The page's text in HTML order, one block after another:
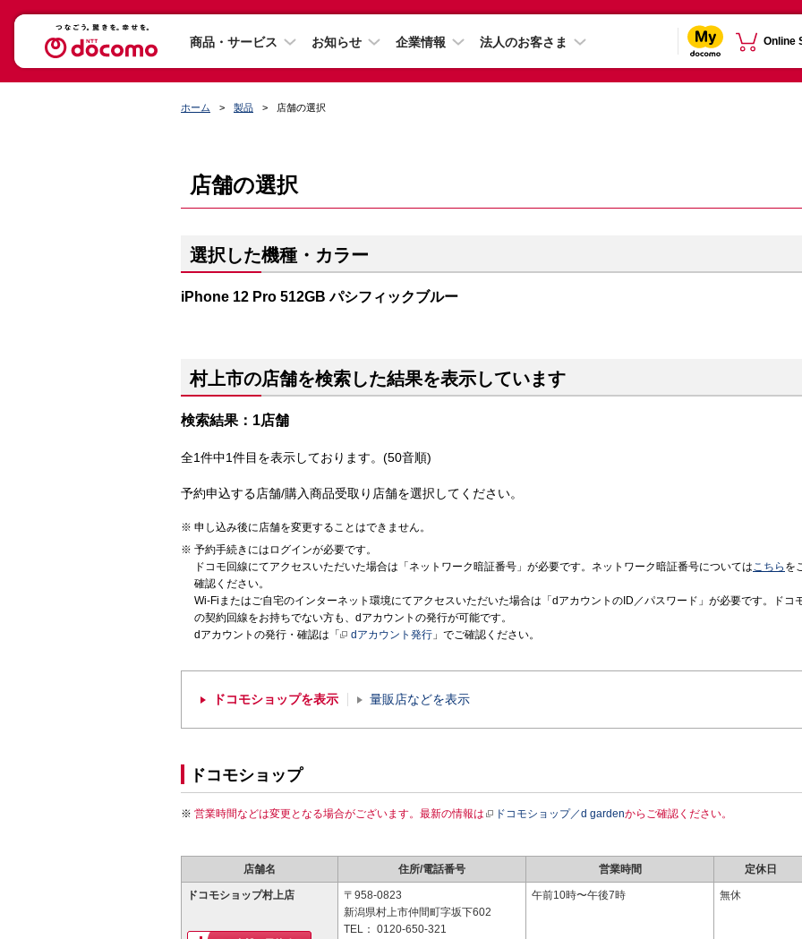
商品・サービス お知らせ 企業情報 法人のお客さま Online
ホーム 製品 店舗の選択
店舗の選択
選択した機種・カラー
iPhone 12 Pro 512GB パシフィックブルー
村上市の店舗を検索した結果を表示しています
検索結果：1店舗
全1件中1件目を表示しております。(50音順)
予約申込する店舗/購入商品受取り店舗を選択してください。
申し込み後に店舗を変更することはできません。
予約手続きにはログインが必要です。
ドコモ回線にてアクセスいただいた場合は「ネットワーク暗証番号」が必要です。ネットワーク暗証番号についてはこちら を
確認ください。
Wi-Fiまたはご自宅のインターネット環境にてアクセスいただいた場合は「dアカウントのID／パスワード」が必要です。ドコ
の契約回線をお持ちでない方も、dアカウントの発行が可能です。
dアカウントの発行・確認は「
dアカウント発行 」でご確認ください。
ドコモショップを表示 量販店などを表示
ドコモショップ
営業時間などは変更となる場合がございます。最新の情報は ドコモショップ／d gardenからご確認ください。
店舗名 住所/電話番号 営業時間 定休日
ドコモショップ村上店
〒958-0823
新潟県村上市仲間町字坂下602
TEL： 0120-650-321
午前10時〜午後7時 無休